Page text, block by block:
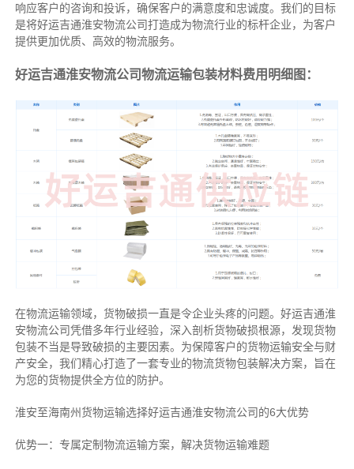
响应客户的咨询和投诉，确保客户的满意度和忠诚度。我们的目标
是将好运吉通淮安物流公司打造成为物流行业的标杆企业，为客户
提供更加优质、高效的物流服务。
好运吉通淮安物流公司物流运输包装材料费用明细图：
在物流运输领域，货物破损一直是令企业头疼的问题。好运吉通淮
安物流公司凭借多年行业经验，深入剖析货物破损根源，发现货物
包装不当是导致破损的主要因素。为保障客户的货物运输安全与财
产安全，我们精心打造了一套专业的物流货物包装解决方案，旨在
为您的货物提供全方位的防护。
淮安至海南州货物运输选择好运吉通淮安物流公司的6大优势
优势一：专属定制物流运输方案，解决货物运输难题